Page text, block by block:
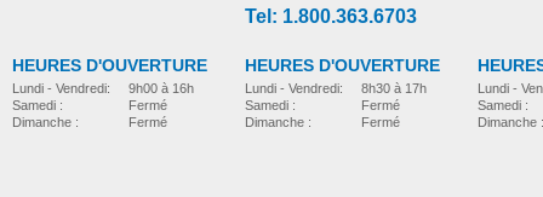
HEURES D'OUVERTURE
Lundi - Vendredi:
Samedi :
Dimanche :
9h00 à 16h
Fermé
Fermé
Tel: 1.800.363.6703
HEURES D'OUVERTURE
Lundi - Vendredi:
Samedi :
Dimanche :
8h30 à 17h
Fermé
Fermé
Lundi -
Samedi :
Dimanche :